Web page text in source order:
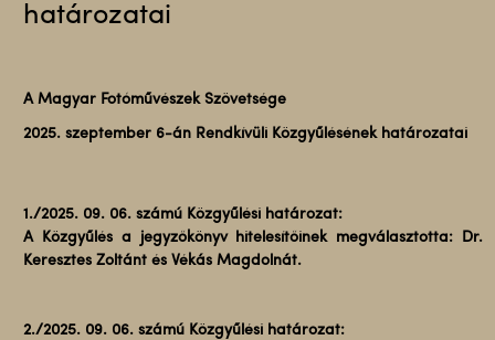
határozatai
A Magyar Fotóművészek Szövetsége
2025. szeptember 6-án Rendkívüli Közgyűlésének határozatai
1./2025. 09. 06. számú Közgyűlési határozat:
A Közgyűlés a jegyzőkönyv hitelesítőinek megválasztotta: Dr.
Keresztes Zoltánt és Vékás Magdolnát.
2./2025. 09. 06. számú Közgyűlési határozat: